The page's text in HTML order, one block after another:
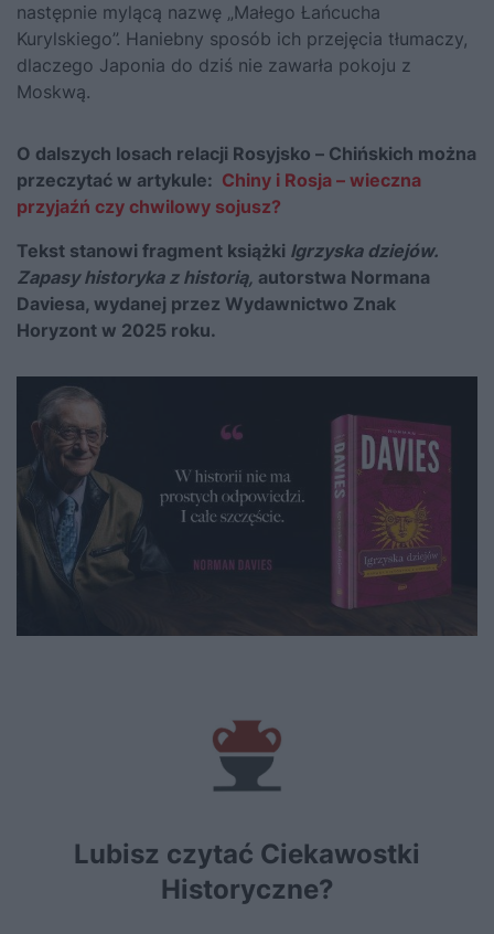
następnie mylącą nazwę „Małego Łańcucha
Kurylskiego”. Haniebny sposób ich przejęcia tłumaczy,
dlaczego Japonia do dziś nie zawarła pokoju z
Moskwą.
O dalszych losach relacji Rosyjsko – Chińskich można
przeczytać w artykule: Chiny i Rosja – wieczna
przyjaźń czy chwilowy sojusz?
Tekst stanowi fragment książki Igrzyska dziejów.
Zapasy historyka z historią, autorstwa Normana
Daviesa, wydanej przez Wydawnictwo Znak
Horyzont w 2025 roku.